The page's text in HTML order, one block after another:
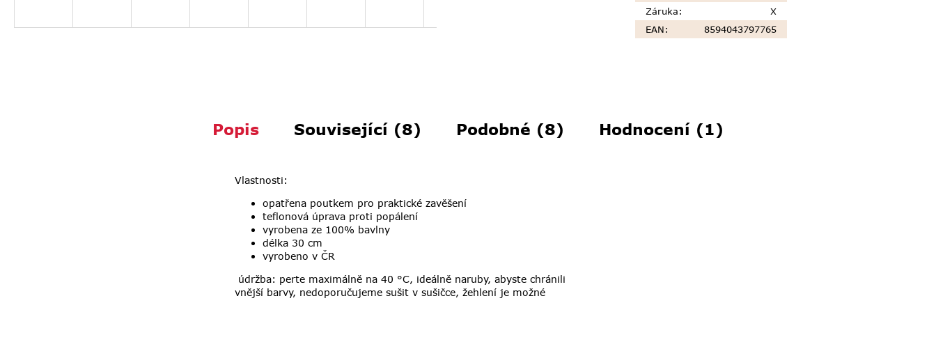
Záruka:
X
EAN: 8594043797765
Popis Související (8) Podobné (8) Hodnocení (1)
Vlastnosti:
opatřena poutkem pro praktické zavěšení
teflonová úprava proti popálení
vyrobena ze 100% bavlny
délka 30 cm
vyrobeno v ČR
údržba: perte maximálně na 40 °C, ideálně naruby, abyste chránili
vnější barvy, nedoporučujeme sušit v sušičce, žehlení je možné